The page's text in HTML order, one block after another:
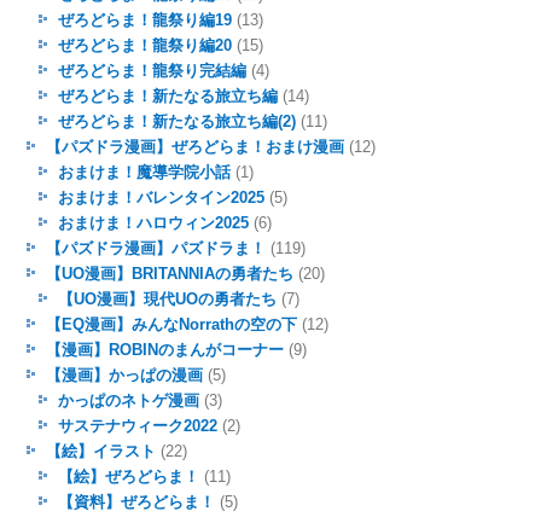
ぜろどらま！龍祭り編19(13)
ぜろどらま！龍祭り編20(15)
ぜろどらま！龍祭り完結編(4)
ぜろどらま！新たなる旅立ち編(14)
ぜろどらま！新たなる旅立ち編(2)(11)
【パズドラ漫画】ぜろどらま！おまけ漫画(12)
おまけま！魔導学院小話(1)
おまけま！バレンタイン2025(5)
おまけま！ハロウィン2025(6)
【パズドラ漫画】パズドラま！
(119)
【UO漫画】BRITANNIAの勇者たち (20)
【UO漫画】現代UOの勇者たち (7)
【EQ漫画】みんなNorrathの空の下(12)
【漫画】ROBINのまんがコーナー(9)
【漫画】かっぱの漫画(5)
かっぱのネトゲ漫画(3)
サステナウィーク2022(2)
【絵】イラスト (22)
【絵】ぜろどらま！
(11)
【資料】ぜろどらま！
(5)